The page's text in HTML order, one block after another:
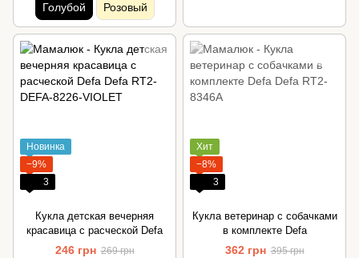
Голубой Розовый
Новинка
−9%
3
Кукла детская вечерняя
красавица с расческой Defa
246 грн 269 грн
Хит
−8%
3
Кукла ветеринар с собачками
в комплекте Defa
362 грн 395 грн